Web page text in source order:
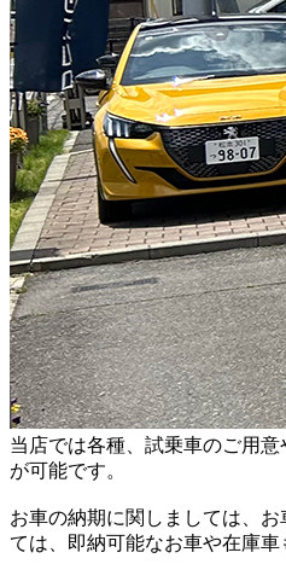
当店では各種、試乗車のご用
が可能です。
お車の納期に関しましては、
ては、即納可能なお車や在庫車